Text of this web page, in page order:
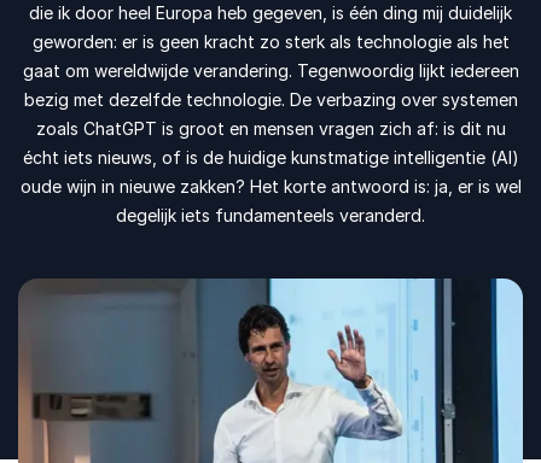
die ik door heel Europa heb gegeven, is één ding mij duidelijk
geworden: er is geen kracht zo sterk als technologie als het
gaat om wereldwijde verandering. Tegenwoordig lijkt iedereen
bezig met dezelfde technologie. De verbazing over systemen
zoals ChatGPT is groot en mensen vragen zich af: is dit nu
écht iets nieuws, of is de huidige kunstmatige intelligentie (AI)
oude wijn in nieuwe zakken? Het korte antwoord is: ja, er is wel
degelijk iets fundamenteels veranderd.